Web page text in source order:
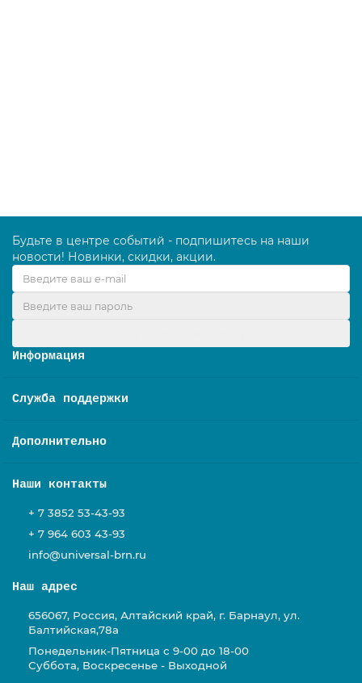
Будьте в центре событий - подпишитесь на наши
новости! Новинки, скидки, акции.
Информация
Служба поддержки
Дополнительно
Наши контакты
+ 7 3852 53-43-93
+ 7 964 603 43-93
info@universal-brn.ru
Наш адрес
656067, Россия, Алтайский край, г. Барнаул, ул.
Балтийская,78а
Понедельник-Пятница с 9-00 до 18-00
Суббота, Воскресенье - Выходной